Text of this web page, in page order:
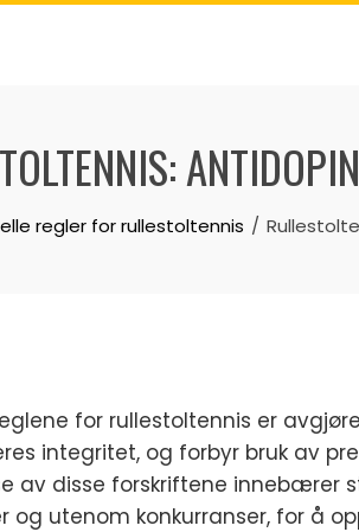
regler for rullestoltennis
for rullestoltennis er
integritet, og forbyr bruk av
av disse forskriftene innebærer
og utenom konkurranser, for å